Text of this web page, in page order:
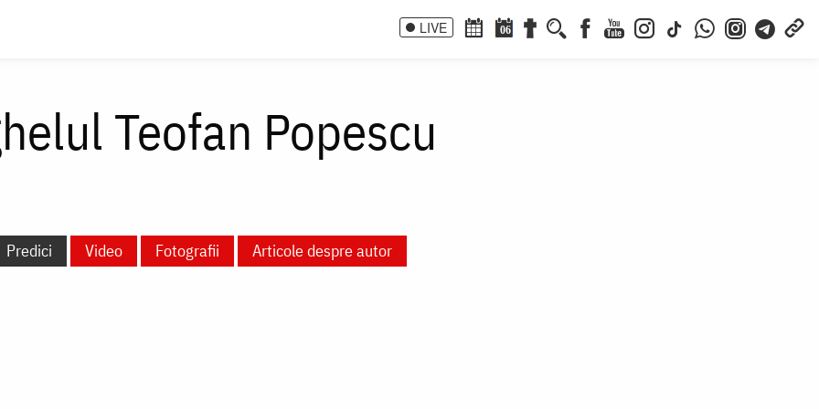
LIVE 06
Teofan Popescu
Predici Video Fotografii Articole despre autor